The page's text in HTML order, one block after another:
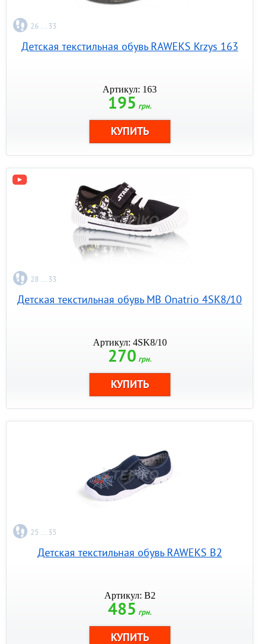
26 ... 33
Детская текстильная обувь RAWEKS Krzys 163
Артикул: 163
195 грн.
28 ... 33
Детская текстильная обувь MB Onatrio 4SK8/10
Артикул: 4SK8/10
270 грн.
25 ... 35
Детская текстильная обувь RAWEKS B2
Артикул: B2
485 грн.